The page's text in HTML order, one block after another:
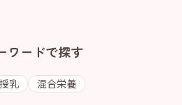
ワードで探す
授乳 混合栄養